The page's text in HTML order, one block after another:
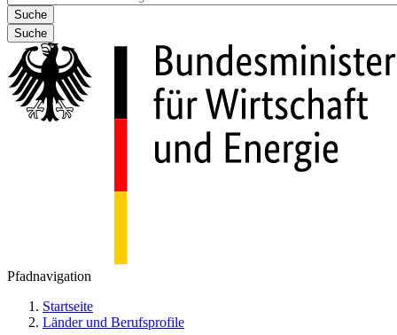
Suche
Pfadnavigation
Startseite
Länder und Berufsprofile